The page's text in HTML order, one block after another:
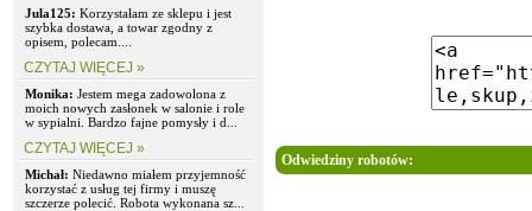
Jula125: Korzystałam ze sklepu i jest
szybka dostawa, a towar zgodny z
opisem, polecam....
CZYTAJ WIĘCEJ »
Monika: Jestem mega zadowolona z
moich nowych zasłonek w salonie i role
w sypialni. Bardzo fajne pomysły i d...
CZYTAJ WIĘCEJ »
Michał: Niedawno miałem przyjemność
korzystać z usług tej firmy i muszę
szczerze polecić. Robota wykonana sz...
Odwiedziny robotów: